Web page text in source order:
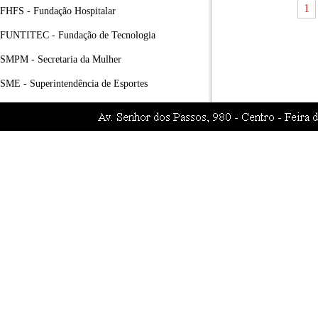
FHFS - Fundação Hospitalar
FUNTITEC - Fundação de Tecnologia
SMPM - Secretaria da Mulher
SME - Superintendência de Esportes
1